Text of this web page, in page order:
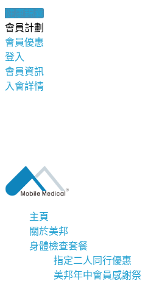
健康錦囊
會員計劃
會員優惠
登入
會員資訊
入會詳情
主頁
關於美邦
身體檢查套餐
指定二人同行優惠
美邦年中會員感謝祭